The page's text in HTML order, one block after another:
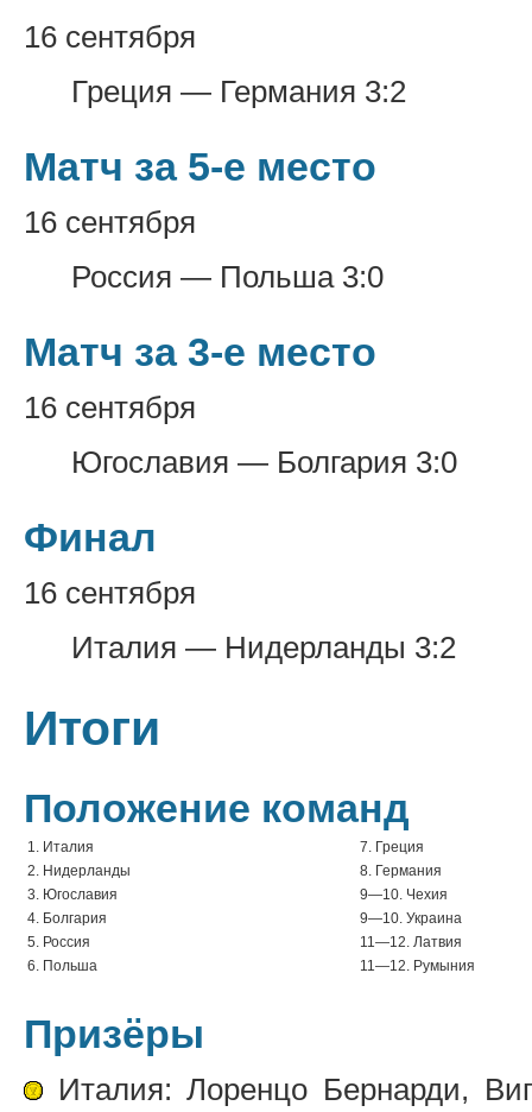
16 сентября
Греция — Германия 3:2
Матч за 5-е место
16 сентября
Россия — Польша 3:0
Матч за 3-е место
16 сентября
Югославия — Болгария 3:0
Финал
16 сентября
Италия — Нидерланды 3:2
Итоги
Положение команд
1. Италия
7. Греция
2. Нидерланды
8. Германия
3. Югославия
9—10. Чехия
4. Болгария
9—10. Украина
5. Россия
11—12. Латвия
6. Польша
11—12. Румыния
Призёры
Италия: Лоренцо Бернарди,